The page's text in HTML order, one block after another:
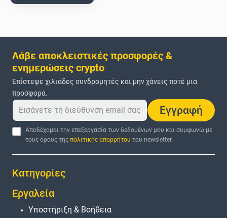
Λάβε αποκλειστικές προσφορές &
ενημερώσεις crypto
Επίστεψε χιλιάδες συνδρομητές και μην χάνεις ποτέ μια
προσφορά.
Εγγραφή
Αποδέχομαι την επεξεργασία των δεδομένων μου και συμφωνώ με
τους όρους τηςπολιτικής απορρήτου του newsletter.
Κατηγορίες
Εργαλεία
Υποστήριξη & Βοήθεια